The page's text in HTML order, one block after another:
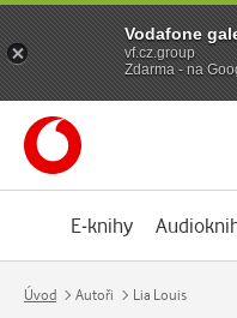
E-knihy
Úvod Autoři Lia Louis
Vodafone
vf.cz.group
Zdarma - na